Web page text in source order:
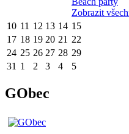
Zobrazit
10 11 12 13 14 15
17 18 19 20 21 22
24 25 26 27 28 29
31 1 2 3 4 5
GObec